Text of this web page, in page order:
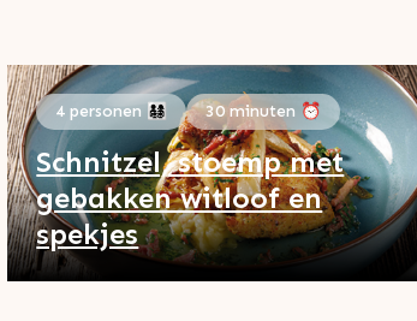
4 personen 👨‍👩‍👧‍👦 30 minuten ⏰
Schnitzel, stoemp met
gebakken witloof en
spekjes